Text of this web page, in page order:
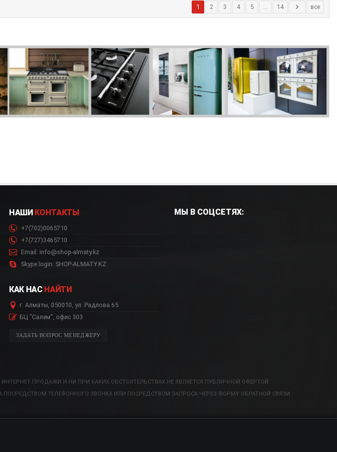
1 2 3 4 5 ... 14 все
Все товары
НАШИ КОНТАКТЫ
+7(702)0065710
+7(727)3465710
Email: info@shop-almaty.kz
Skype login: SHOP-ALMATY.KZ
КАК НАС НАЙТИ
г. Алматы, 050010, ул. Радлова 65
БЦ "Салем", офис 303
ЗАДАТЬ ВОПРОС МЕНЕДЖЕРУ
МЫ В СОЦСЕТЯХ:
ПРОДАЖИ И НИ ПРИ КАКИХ ОБСТОЯТЕЛЬСТВАХ НЕ ЯВЛЯЕТСЯ ПУБЛИЧНОЙ ОФЕРТОЙ.
ТЕЛЕФОННОГО ЗВОНКА ИЛИ ПОСРЕДСТВОМ ЗАПРОСА ЧЕРЕЗ ФОРМУ ОБРАТНОЙ СВЯЗИ.